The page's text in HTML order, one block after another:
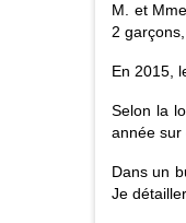
M. et
2
En 2015,
Selon la
année sur
Dans un
Je